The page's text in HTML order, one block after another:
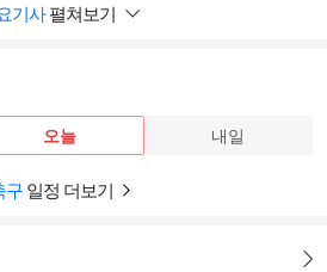
기사 펼쳐보기
오늘 내일
구 일정 더보기